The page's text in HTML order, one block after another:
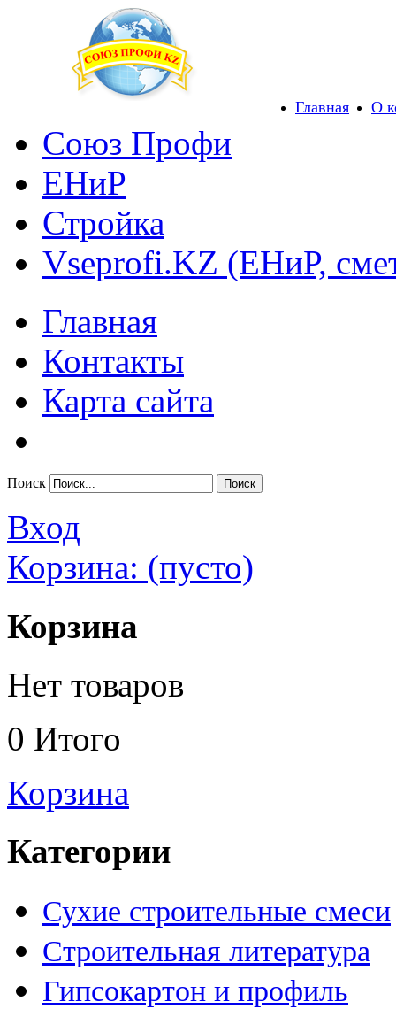
Главная О
Союз Профи
ЕНиР
Стройка
Vseprofi.KZ (ЕНиР,
Главная
Контакты
Карта сайта
Поиск
Вход
Корзина: (пусто)
Корзина
Нет товаров
0 Итого
Корзина
Категории
Сухие строительные смеси
Строительная литература
Гипсокартон и профиль